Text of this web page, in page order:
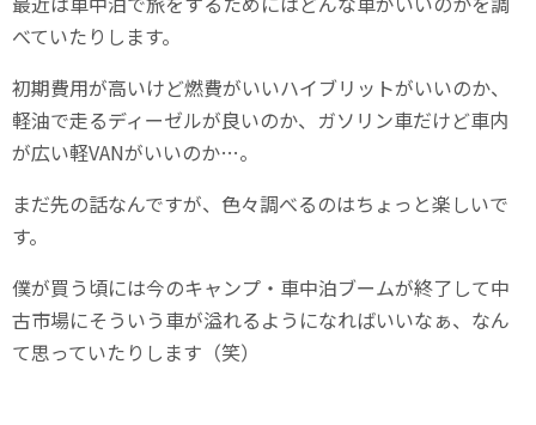
べていたりします。
初期費用が高いけど燃費がいいハイブリットがいいのか、
軽油で走るディーゼルが良いのか、ガソリン車だけど車内
が広い軽VANがいいのか…。
まだ先の話なんですが、色々調べるのはちょっと楽しいで
す。
僕が買う頃には今のキャンプ・車中泊ブームが終了して中
古市場にそういう車が溢れるようになればいいなぁ、なん
て思っていたりします（笑）